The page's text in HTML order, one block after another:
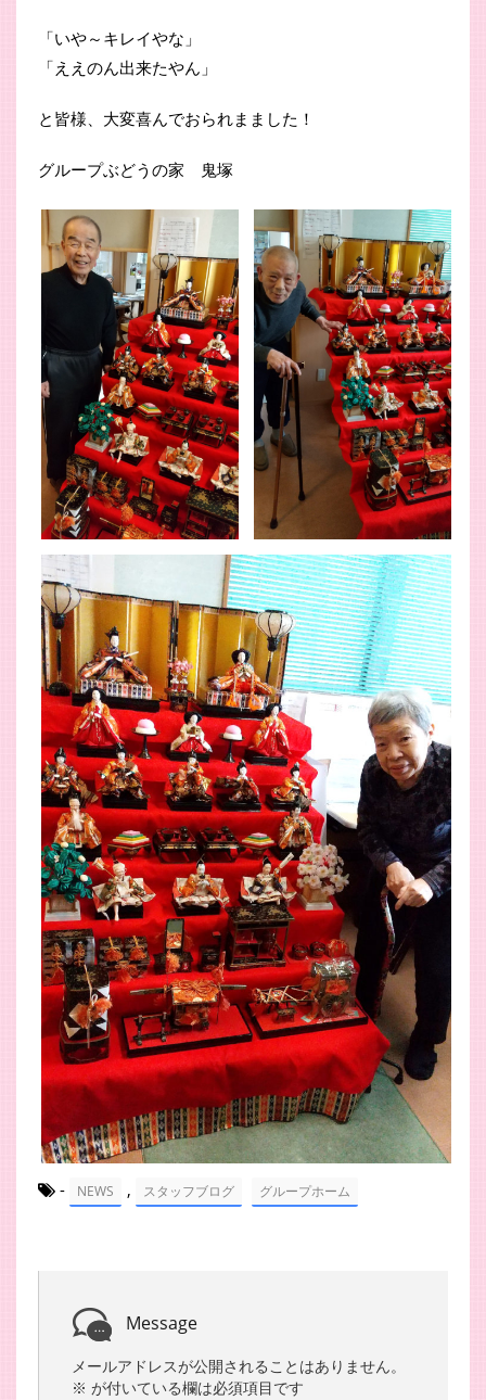
「いや～キレイやな」
「ええのん出来たやん」
と皆様、大変喜んでおられまました！
グループぶどうの家 鬼塚
- NEWS , スタッフブログ グループホーム
Message
メールアドレスが公開されることはありません。
※ が付いている欄は必須項目です